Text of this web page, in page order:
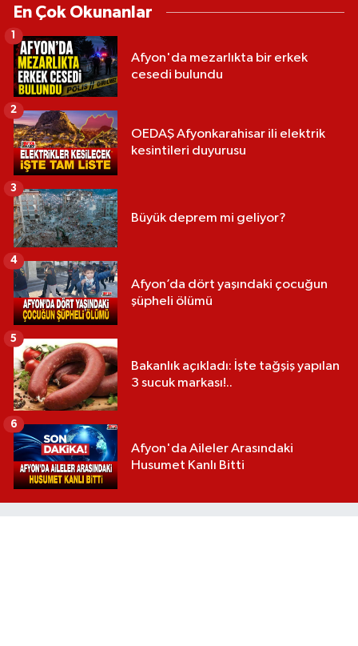
En Çok Okunanlar
Afyon'da mezarlıkta bir erkek
cesedi bulundu
1
OEDAŞ Afyonkarahisar ili elektrik
kesintileri duyurusu
2
Büyük deprem mi geliyor?
3
Afyon’da dört yaşındaki çocuğun
şüpheli ölümü
4
Bakanlık açıkladı: İşte tağşiş yapılan
3 sucuk markası!..
5
Afyon'da Aileler Arasındaki
Husumet Kanlı Bitti
6